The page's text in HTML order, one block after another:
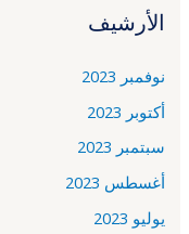
الأرشيف
نوفمبر 2023
أكتوبر 2023
سبتمبر 2023
أغسطس 2023
يوليو 2023